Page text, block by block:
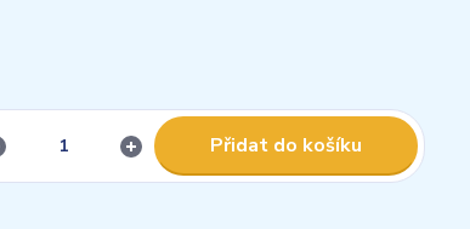
Přidat do košíku